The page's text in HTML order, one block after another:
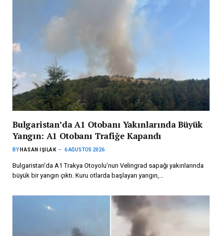
Bulgaristan’da A1 Otobanı Yakınlarında Büyük
Yangın: A1 Otobanı Trafiğe Kapandı
BY HASAN IŞILAK 6 AĞUSTOS 2026
Bulgaristan’da A1 Trakya Otoyolu’nun Velingrad sapağı yakınlarında
büyük bir yangın çıktı. Kuru otlarda başlayan yangın,…